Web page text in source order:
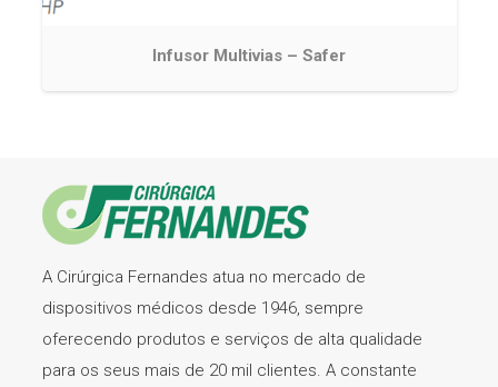
Infusor Multivias – Safer
A Cirúrgica Fernandes atua no mercado de
dispositivos médicos desde 1946, sempre
oferecendo produtos e serviços de alta qualidade
para os seus mais de 20 mil clientes. A constante